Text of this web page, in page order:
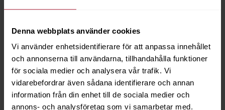
Denna webbplats använder cookies
Vi använder enhetsidentifierare för att anpassa innehållet
och annonserna till användarna, tillhandahålla funktioner
för sociala medier och analysera vår trafik. Vi
vidarebefordrar även sådana identifierare och annan
information från din enhet till de sociala medier och
annons- och analysföretag som vi samarbetar med.
Romeo Pandora
ROM-3217
Beställningsvara